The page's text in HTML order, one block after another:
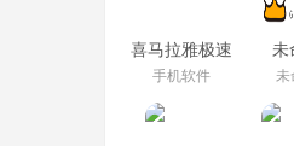
喜马拉雅极速
版旧版本
2.0.9.2
手机软件
未
未